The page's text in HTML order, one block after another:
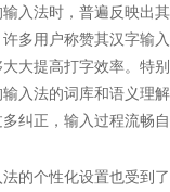
入法时，普遍反映出
多用户称赞其汉字输
大提高打字效率。特
入法的词库和语义理
纠正，输入过程流畅自
的个性化设置也受到